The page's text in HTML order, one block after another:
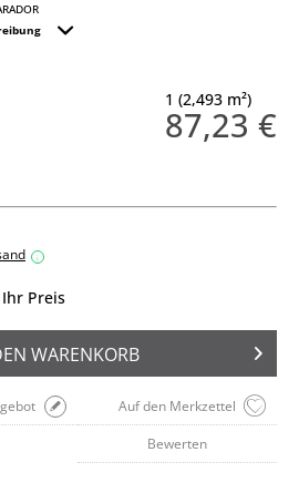
1 (2,493 m²)
87,23 €
i
Preis
WARENKORB
Auf den Merkzettel
Bewerten